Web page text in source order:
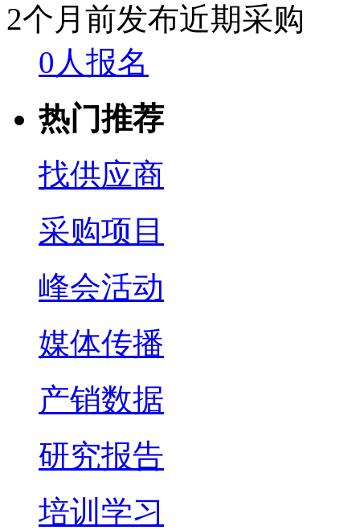
2个月前发布近期采购
0人报名
热门推荐
找供应商
采购项目
峰会活动
媒体传播
产销数据
研究报告
培训学习